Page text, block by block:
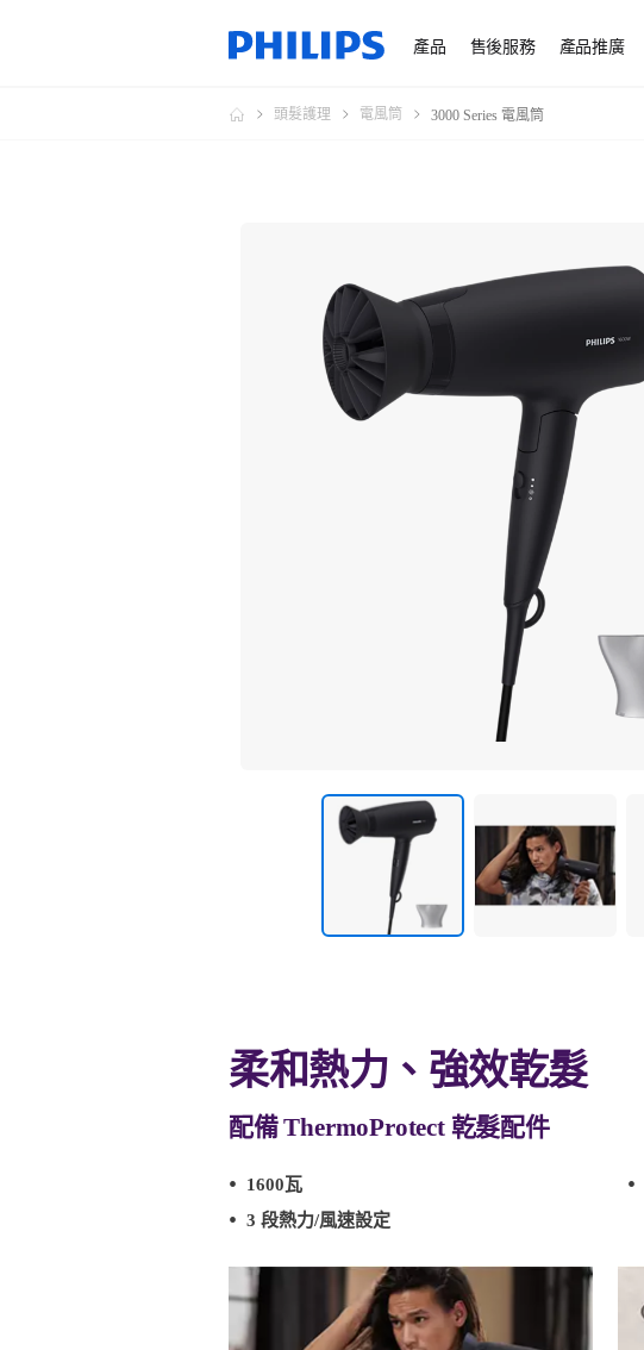
產品 售後服務 產品推廣
頭髮護理 電風筒 3000 Series 電風筒
柔和熱力、強效乾髮
配備 ThermoProtect 乾髮配件
1600瓦
3 段熱力/風速設定